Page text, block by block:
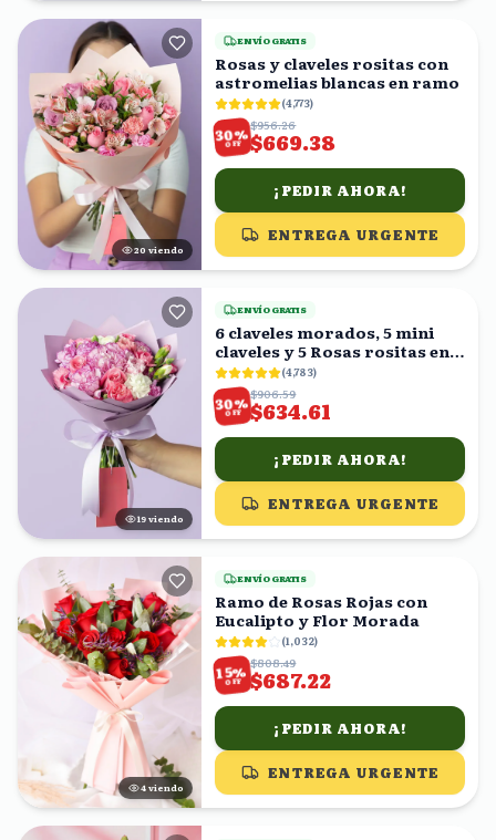
20 viendo
ENVÍO GRATIS
Rosas y claveles rositas con
astromelias blancas en ramo
(4,773)
30%
OFF
$956.26
$669.38
¡PEDIR AHORA!
ENTREGA URGENTE
19 viendo
ENVÍO GRATIS
6 claveles morados, 5 mini
claveles y 5 Rosas rositas en
ramo
(4,783)
30%
OFF
$906.59
$634.61
¡PEDIR AHORA!
ENTREGA URGENTE
4 viendo
ENVÍO GRATIS
Ramo de Rosas Rojas con
Eucalipto y Flor Morada
(1,032)
15%
OFF
$808.49
$687.22
¡PEDIR AHORA!
ENTREGA URGENTE